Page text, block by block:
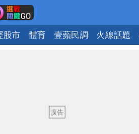
股市 體育 壹蘋民調 火線話題